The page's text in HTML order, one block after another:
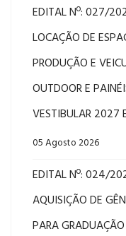
EDITAL Nº: 027/
LOCAÇÃO DE
PRODUÇÃO E
OUTDOOR E
VESTIBULAR 2027
05 Agosto 2026
EDITAL Nº: 024/
AQUISIÇÃO DE
PARA